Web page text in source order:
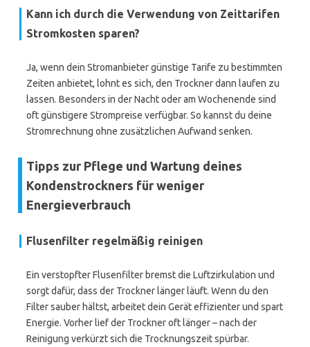
Kann ich durch die Verwendung von Zeittarifen
Stromkosten sparen?
Ja, wenn dein Stromanbieter günstige Tarife zu bestimmten
Zeiten anbietet, lohnt es sich, den Trockner dann laufen zu
lassen. Besonders in der Nacht oder am Wochenende sind
oft günstigere Strompreise verfügbar. So kannst du deine
Stromrechnung ohne zusätzlichen Aufwand senken.
Tipps zur Pflege und Wartung deines
Kondenstrockners für weniger
Energieverbrauch
Flusenfilter regelmäßig reinigen
Ein verstopfter Flusenfilter bremst die Luftzirkulation und
sorgt dafür, dass der Trockner länger läuft. Wenn du den
Filter sauber hältst, arbeitet dein Gerät effizienter und spart
Energie. Vorher lief der Trockner oft länger – nach der
Reinigung verkürzt sich die Trocknungszeit spürbar.